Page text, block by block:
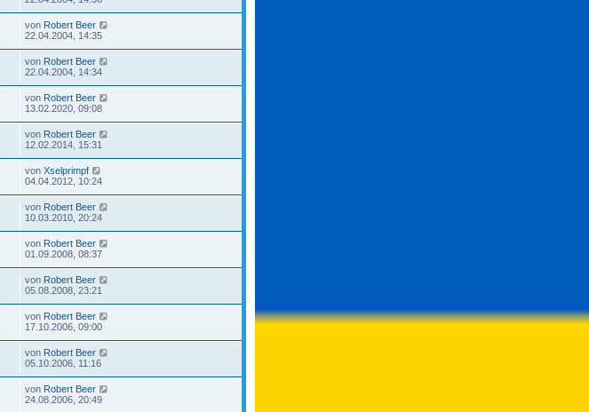
von Robert Beer
22.04.2004, 14:35
von Robert Beer
22.04.2004, 14:34
von Robert Beer
13.02.2020, 09:08
von Robert Beer
12.02.2014, 15:31
von Xselprimpf
04.04.2012, 10:24
von Robert Beer
10.03.2010, 20:24
von Robert Beer
01.09.2008, 08:37
von Robert Beer
05.08.2008, 23:21
von Robert Beer
17.10.2006, 09:00
von Robert Beer
05.10.2006, 11:16
von Robert Beer
24.08.2006, 20:49